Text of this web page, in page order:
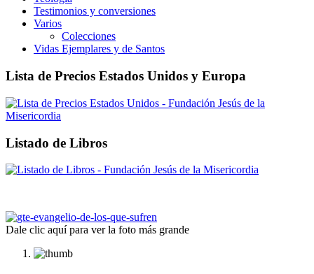
Testimonios y conversiones
Varios
Colecciones
Vidas Ejemplares y de Santos
Lista de Precios Estados Unidos y Europa
Listado de Libros
Dale clic aquí para ver la foto más grande